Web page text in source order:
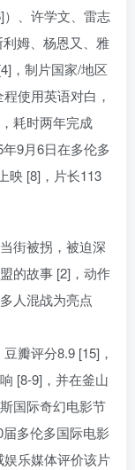
、许学文、雷志
姆、杨恩又、雅
，制片国家/地区
使用英语对白，
耗时两年完成
9月6日在多伦多
映 [8]，片长113
街被拐，被迫深
的故事 [2]，动作
人混战为亮点
瓣评分8.9 [15]，
[8-9]，并在釜山
国际奇幻电影节
多伦多国际电影
乐媒体评价该片